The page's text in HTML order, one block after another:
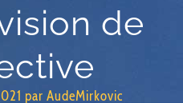
de
par AudeMirkovic